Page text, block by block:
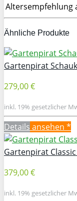
Altersempfehlung
Ähnliche Produkte
Gartenpirat
279,00 €
inkl. 19% gesetzlicher
Details ansehen *
Gartenpirat
379,00 €
inkl. 19% gesetzlicher